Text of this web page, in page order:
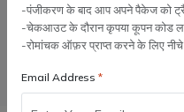
-पंजीकरण के बाद आप अपने पैकेज को
-चेकआउट के दौरान कृपया कूपन कोड
-रोमांचक ऑफ़र प्राप्त करने के लिए
Email Address
Facebook X (Twitter)
WhatsApp